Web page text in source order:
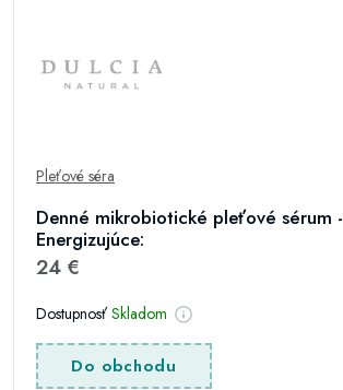
Pleťové séra
Denné mikrobiotické pleťové sérum -
Energizujúce:
24 €
Dostupnosť Skladom
Do obchodu